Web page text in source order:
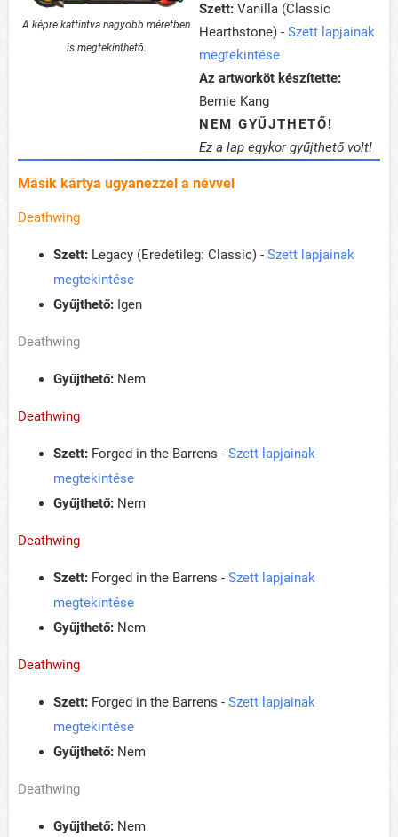
A képre kattintva nagyobb méretben
is megtekinthető.
Szett: Vanilla (Classic
Hearthstone) - Szett lapjainak
megtekintése
Az artworköt készítette:
Bernie Kang
NEM GYŰJTHETŐ!
Ez a lap egykor gyűjthető volt!
Másik kártya ugyanezzel a névvel
Deathwing
Szett: Legacy (Eredetileg: Classic) - Szett lapjainak
megtekintése
Gyűjthető: Igen
Deathwing
Gyűjthető: Nem
Deathwing
Szett: Forged in the Barrens - Szett lapjainak
megtekintése
Gyűjthető: Nem
Deathwing
Szett: Forged in the Barrens - Szett lapjainak
megtekintése
Gyűjthető: Nem
Deathwing
Szett: Forged in the Barrens - Szett lapjainak
megtekintése
Gyűjthető: Nem
Deathwing
Gyűjthető: Nem